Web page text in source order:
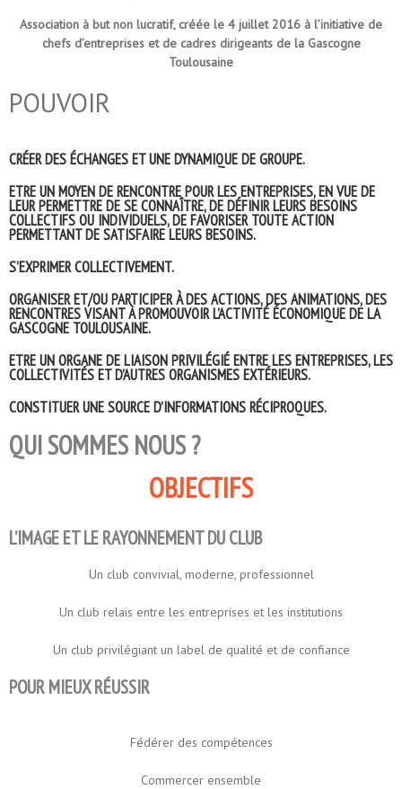
Association à but non lucratif, créée le 4 juillet 2016 à l’initiative de
chefs d’entreprises et de cadres dirigeants de la Gascogne
Toulousaine
POUVOIR
CRÉER DES ÉCHANGES ET UNE DYNAMIQUE DE GROUPE.
ETRE UN MOYEN DE RENCONTRE POUR LES ENTREPRISES, EN VUE DE
LEUR PERMETTRE DE SE CONNAÎTRE, DE DÉFINIR LEURS BESOINS
COLLECTIFS OU INDIVIDUELS, DE FAVORISER TOUTE ACTION
PERMETTANT DE SATISFAIRE LEURS BESOINS.
S’EXPRIMER COLLECTIVEMENT.
ORGANISER ET/OU PARTICIPER À DES ACTIONS, DES ANIMATIONS, DES
RENCONTRES VISANT À PROMOUVOIR L’ACTIVITÉ ÉCONOMIQUE DE LA
GASCOGNE TOULOUSAINE.
ETRE UN ORGANE DE LIAISON PRIVILÉGIÉ ENTRE LES ENTREPRISES, LES
COLLECTIVITÉS ET D’AUTRES ORGANISMES EXTÉRIEURS.
CONSTITUER UNE SOURCE D’INFORMATIONS RÉCIPROQUES.
QUI SOMMES NOUS ?
OBJECTIFS
L’IMAGE ET LE RAYONNEMENT DU CLUB
Un club convivial, moderne, professionnel
Un club relais entre les entreprises et les institutions
Un club privilégiant un label de qualité et de confiance
POUR MIEUX RÉUSSIR​
Fédérer des compétences
Commercer ensemble